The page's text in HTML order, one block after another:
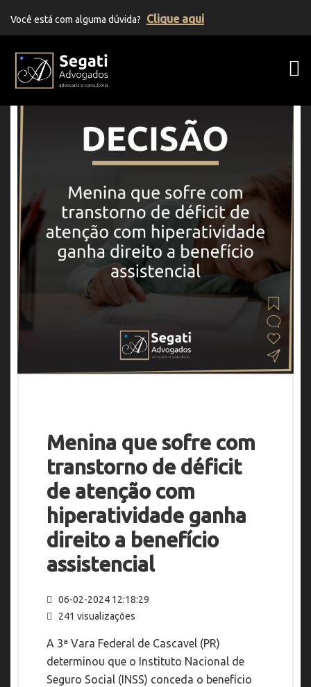
Você está com alguma dúvida? Clique aqui
Menina que sofre com
transtorno de déficit
de atenção com
hiperatividade ganha
direito a benefício
assistencial
06-02-2024 12:18:29
241 visualizações
A 3ª Vara Federal de Cascavel (PR)
determinou que o Instituto Nacional de
Seguro Social (INSS) conceda o benefício